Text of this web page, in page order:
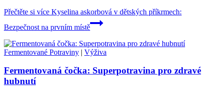
Přečtěte si více Kyselina askorbová v dětských příkrmech:
Bezpečnost na prvním místě
Fermentované Potraviny | Výživa
Fermentovaná čočka: Superpotravina pro zdravé
hubnutí